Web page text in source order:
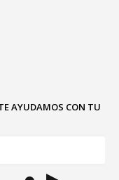
AYUDAMOS CON TU